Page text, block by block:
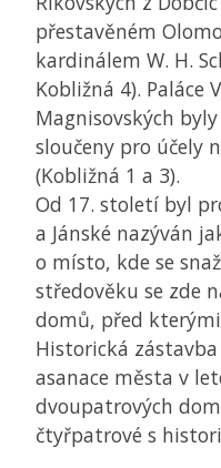
přestavěném
kardinálem W. H.
Kobližná 4). Paláce
Magnisovských
sloučeny pro účely
(Kobližná 1 a 3).
Od 17. století byl
a Jánské nazýván
o místo, kde se
středověku se zde
domů, před
Historická
asanace města v
dvoupatrových
čtyřpatrové s